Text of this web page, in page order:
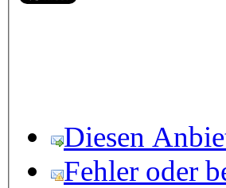
Diesen
Fehler oder